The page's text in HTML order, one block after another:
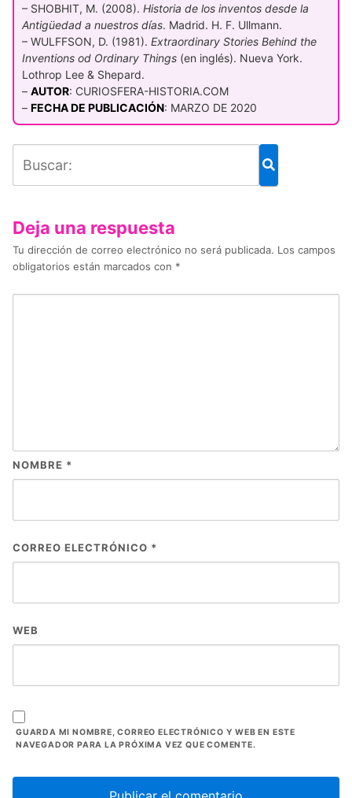
– SHOBHIT, M. (2008). Historia de los inventos desde la
Antigüedad a nuestros días. Madrid. H. F. Ullmann.
– WULFFSON, D. (1981). Extraordinary Stories Behind the
Inventions od Ordinary Things (en inglés). Nueva York.
Lothrop Lee & Shepard.
– AUTOR: CURIOSFERA-HISTORIA.COM
– FECHA DE PUBLICACIÓN: MARZO DE 2020
Deja una respuesta
Tu dirección de correo electrónico no será publicada. Los campos
obligatorios están marcados con *
NOMBRE *
CORREO ELECTRÓNICO *
WEB
GUARDA MI NOMBRE, CORREO ELECTRÓNICO Y WEB EN ESTE
NAVEGADOR PARA LA PRÓXIMA VEZ QUE COMENTE.